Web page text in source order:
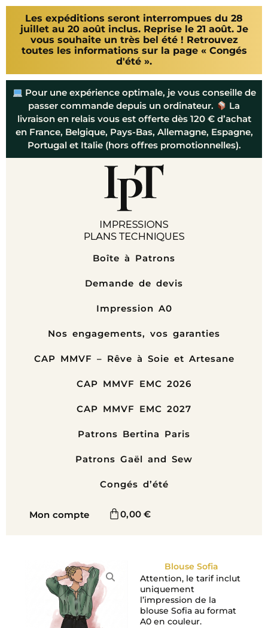
Les expéditions seront interrompues du 28
juillet au 20 août inclus. Reprise le 21 août. Je
vous souhaite un très bel été ! Retrouvez
toutes les informations sur la page « Congés
d'été ».
Pour une expérience optimale, je vous conseille de
passer commande depuis un ordinateur.
La
livraison en relais vous est offerte dès 120 € d’achat
en France, Belgique, Pays-Bas, Allemagne, Espagne,
Portugal et Italie (hors offres promotionnelles).
Boîte à Patrons
Demande de devis
Impression A0
Nos engagements, vos garanties
CAP MMVF – Rêve à Soie et Artesane
CAP MMVF EMC 2026
CAP MMVF EMC 2027
Patrons Bertina Paris
Patrons Gaël and Sew
Congés d’été
Mon compte 0,00€
Blouse Sofia
Attention, le tarif inclut
uniquement
l’impression de la
blouse Sofia au format
A0 en couleur.